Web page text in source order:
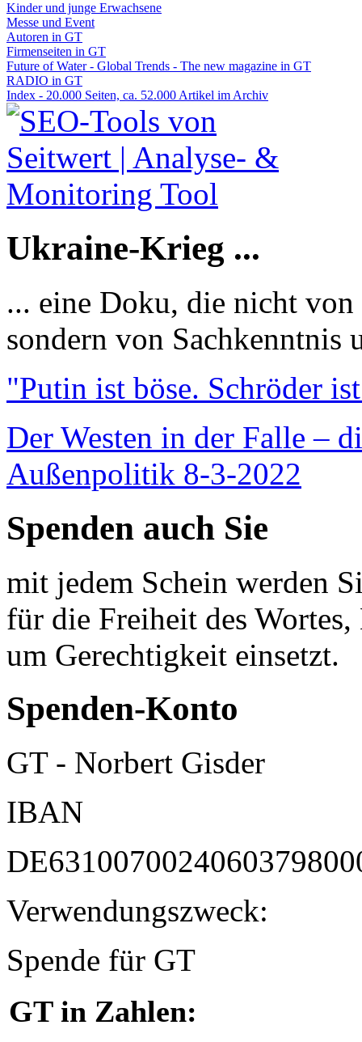
Kinder und junge Erwachsene
Messe und Event
Autoren in GT
Firmenseiten in GT
Future of Water - Global Trends - The new magazine in GT
RADIO in GT
Index - 20.000 Seiten, ca. 52.000 Artikel im Archiv
Ukraine-Krieg ...
... eine Doku, die nicht
sondern von Sachkenntnis
"Putin ist böse. Schröder
Der Westen in der Falle –
Außenpolitik 8-3-2022
Spenden auch Sie
mit jedem Schein werden
für die Freiheit des
um Gerechtigkeit einsetzt.
Spenden-Konto
GT - Norbert Gisder
IBAN
Verwendungszweck:
Spende für GT
GT in Zahlen: